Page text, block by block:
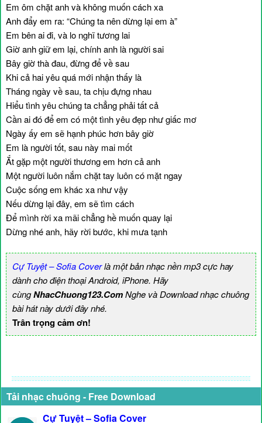
Em ôm chặt anh và không muốn cách xa
Anh đẩy em ra: “Chúng ta nên dừng lại em à”
Em bên ai đi, và lo nghĩ tương lai
Giờ anh giữ em lại, chính anh là người sai
Bây giờ thà đau, đừng để về sau
Khi cả hai yêu quá mới nhận thấy là
Tháng ngày về sau, ta chịu đựng nhau
Hiểu tình yêu chúng ta chẳng phải tất cả
Cần ai đó để em có một tình yêu đẹp như giấc mơ
Ngày ấy em sẽ hạnh phúc hơn bây giờ
Em là người tốt, sau này mai mốt
Ắt gặp một người thương em hơn cả anh
Một người luôn nắm chặt tay luôn có mặt ngay
Cuộc sống em khác xa như vậy
Nếu dừng lại đây, em sẽ tìm cách
Để mình rời xa mãi chẳng hề muốn quay lại
Dừng nhé anh, hãy rời bước, khi mưa tạnh
Cự Tuyệt – Sofia Coverlà một bản nhạc nền mp3 cực hay
dành cho điện thoại Android, iPhone. Hãy
cùngNhacChuong123.ComNghe và Download nhạc chuông
bài hát này dưới đây nhé.
Trân trọng cảm ơn!
Tải nhạc chuông - Free Download
Cự Tuyệt – Sofia Cover